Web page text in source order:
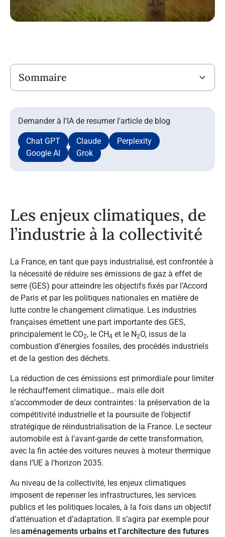
Demander à l'IA de resumer l'article de blog
Chat GPT Claude
Perplexity
Google AI
Grok
Sommaire
Les enjeux climatiques, de
l’industrie à la collectivité
La France, en tant que pays industrialisé, est confrontée à
la nécessité de réduire ses émissions de gaz à effet de
serre (GES) pour atteindre les objectifs fixés par l’Accord
de Paris et par les politiques nationales en matière de
lutte contre le changement climatique. Les industries
françaises émettent une part importante des GES,
principalement le CO2, le CH4 et le N2O, issus de la
combustion d’énergies fossiles, des procédés industriels
et de la gestion des déchets.
La réduction de ces émissions est primordiale pour limiter
le réchauffement climatique… mais elle doit
s’accommoder de deux contraintes : la préservation de la
compétitivité industrielle et la poursuite de l’objectif
stratégique de réindustrialisation de la France. Le secteur
automobile est à l’avant-garde de cette transformation,
avec la fin actée des voitures neuves à moteur thermique
dans l’UE à l’horizon 2035.
Au niveau de la collectivité, les enjeux climatiques
imposent de repenser les infrastructures, les services
publics et les politiques locales, à la fois dans un objectif
d’atténuation et d’adaptation. Il s’agira par exemple pour
lesaménagements urbains et l’architecture des futures